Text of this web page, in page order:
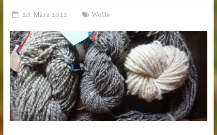
20. März 2022 Wolle